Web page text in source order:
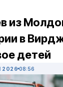
из
в
детей
2026 08:56